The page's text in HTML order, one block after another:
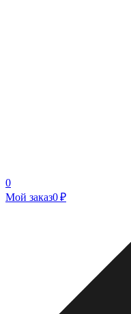
0
Мой заказ0 ₽